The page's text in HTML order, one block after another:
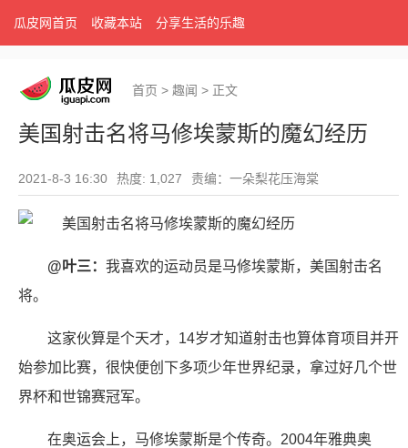
瓜皮网首页 收藏本站 分享生活的乐趣
首页 > 趣闻 > 正文
美国射击名将马修埃蒙斯的魔幻经历
2021-8-3 16:30 热度: 1,027 责编：一朵梨花压海棠
@叶三： 我喜欢的运动员是马修埃蒙斯，美国射击名
将。
这家伙算是个天才，14岁才知道射击也算体育项目并开
始参加比赛，很快便创下多项少年世界纪录，拿过好几个世
界杯和世锦赛冠军。
在奥运会上，马修埃蒙斯是个传奇。2004年雅典奥